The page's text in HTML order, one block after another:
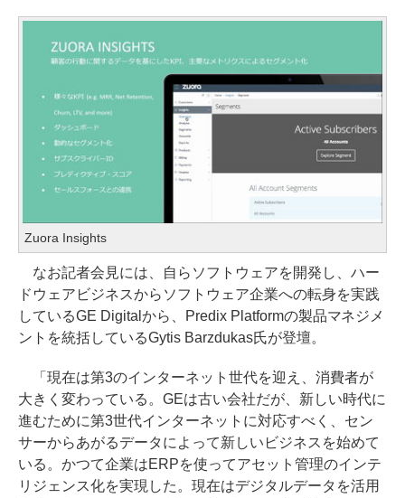
Zuora Insights
なお記者会見には、自らソフトウェアを開発し、ハー
ドウェアビジネスからソフトウェア企業への転身を実践
しているGE Digitalから、Predix Platformの製品マネジメ
ントを統括しているGytis Barzdukas氏が登壇。
「現在は第3のインターネット世代を迎え、消費者が
大きく変わっている。GEは古い会社だが、新しい時代に
進むために第3世代インターネットに対応すべく、セン
サーからあがるデータによって新しいビジネスを始めて
いる。かつて企業はERPを使ってアセット管理のインテ
リジェンス化を実現した。現在はデジタルデータを活用